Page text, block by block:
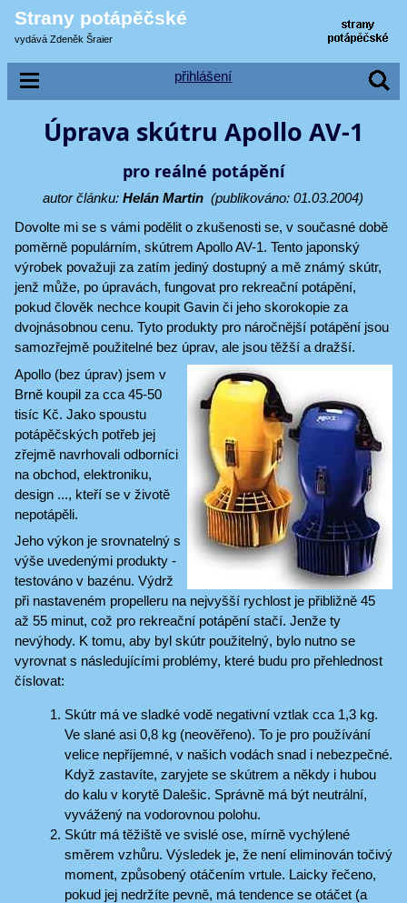
Strany potápěčské
vydává Zdeněk Šraier
přihlášení
Úprava skútru Apollo AV-1
pro reálné potápění
autor článku:Helán Martin (publikováno: 01.03.2004)
Dovolte mi se s vámi podělit o zkušenosti se, v současné době
poměrně populárním, skútrem Apollo AV-1. Tento japonský
výrobek považuji za zatím jediný dostupný a mě známý skútr,
jenž může, po úpravách, fungovat pro rekreační potápění,
pokud člověk nechce koupit Gavin či jeho skorokopie za
dvojnásobnou cenu. Tyto produkty pro náročnější potápění jsou
samozřejmě použitelné bez úprav, ale jsou těžší a dražší.
Apollo (bez úprav) jsem v
Brně koupil za cca 45-50
tisíc Kč. Jako spoustu
potápěčských potřeb jej
zřejmě navrhovali odborníci
na obchod, elektroniku,
design ..., kteří se v životě
nepotápěli.
Jeho výkon je srovnatelný s
výše uvedenými produkty -
testováno v bazénu. Výdrž
při nastaveném propelleru na nejvyšší rychlost je přibližně 45
až 55 minut, což pro rekreační potápění stačí. Jenže ty
nevýhody. K tomu, aby byl skútr použitelný, bylo nutno se
vyrovnat s následujícími problémy, které budu pro přehlednost
číslovat:
Skútr má ve sladké vodě negativní vztlak cca 1,3 kg.
Ve slané asi 0,8 kg (neověřeno). To je pro používání
velice nepříjemné, v našich vodách snad i nebezpečné.
Když zastavíte, zaryjete se skútrem a někdy i hubou
do kalu v korytě Dalešic. Správně má být neutrální,
vyvážený na vodorovnou polohu.
Skútr má těžiště ve svislé ose, mírně vychýlené
směrem vzhůru. Výsledek je, že není eliminován točivý
moment, způsobený otáčením vrtule. Laicky řečeno,
pokud jej nedržíte pevně, má tendence se otáčet (a